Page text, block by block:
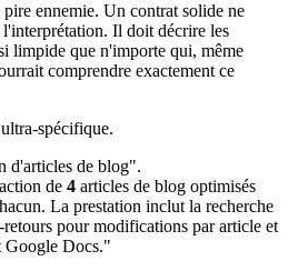
ennemie. Un contrat solide ne
l'interprétation. Il doit décrire les
limpide que n'importe qui, même
comprendre exactement ce
spécifique.
d'articles de blog".
de 4 articles de blog optimisés
La prestation inclut la recherche
retours pour modifications par article et
Google Docs."